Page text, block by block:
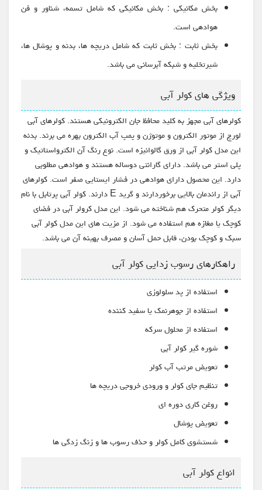
بخش مکانیکی : بخش مکانیکی که شامل تسمه، شناور و فن
هوادهی است.
بخش ثابت : بخش ثابت که شامل دریچه ها، بدنه و پوشال ها،
شیرتخلیه و شبکه آبرسانی می باشد.
ویژگی های کولر آبی
کولرهای آبی مجهز به کلید محافظ جان الکترونیکی هستند. کولرهای آبی
لورچ از موتور الکترون و موتوژن و پمپ آب الکترون بهره می برند. بدنه
این مدل کولر آبی از ورق گالوانیزه است. نوع رنگ آن الکترواستاتیک و
پلی استر می باشد. دارای گارانتی دوساله هستند و هوادهی مطلوبی
دارد. این محصول دارای هوادهی در فشار ایستایی صفر است. کولرهای
آبی از راندمان بالایی برخوردارند و گرید E دارند. کولر آبی پرتابل با نام
دیگر کولر متحرک هم شناخته می شود. این مدل کرولر آبی در فضای
کوچک یا مغازه هم استفاده می شود. از مزیت های این مدل کولر آبی
سبک و کوچک بودن، قابل حمل آسان و مصرف بهینه آن می باشد.
راهکارهای رسوب زدایی کولر آبی
استفاده از پد سلولوزی
استفاده از جوهرنمک یا سفید کننده
استفاده از محلول سرکه
شوره گیر کولر آبی
تعویض مرتب آب کولر
تنظیم جای کولر و ورودی خروجی دریچه ها
روغن کاری دوره ای
تعویض پوشال
شستشوی کامل کولر و حذف رسوب ها و زنگ زدگی ها
انواع کولر آبی